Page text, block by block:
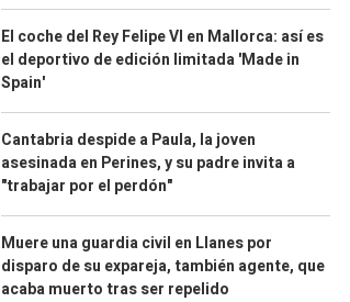
El coche del Rey Felipe VI en Mallorca: así es
el deportivo de edición limitada 'Made in
Spain'
Cantabria despide a Paula, la joven
asesinada en Perines, y su padre invita a
"trabajar por el perdón"
Muere una guardia civil en Llanes por
disparo de su expareja, también agente, que
acaba muerto tras ser repelido